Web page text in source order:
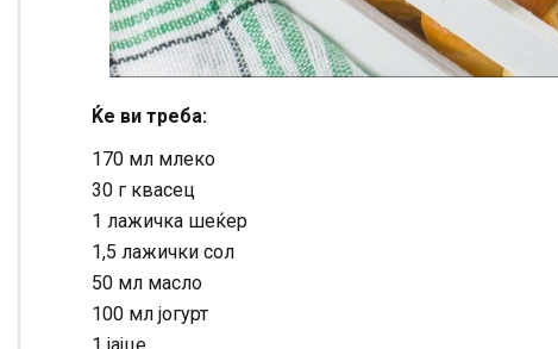
Ќе ви треба:
170 мл млеко
30 г квасец
1 лажичка шеќер
1,5 лажички сол
50 мл масло
100 мл јогурт